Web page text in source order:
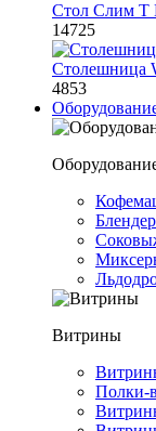
Стол Слим Т
14725
Столешница
4853
Витрины
Полки-